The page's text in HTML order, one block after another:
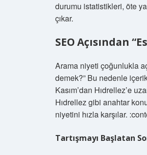
durumu istatistikleri, öte
çıkar.
SEO Açısından
Arama niyeti çoğunlukla
demek?” Bu nedenle
Kasım’dan Hıdrellez’e
Hıdrellez gibi anahtar
niyetini hızla karşılar.
Tartışmayı Başlatan